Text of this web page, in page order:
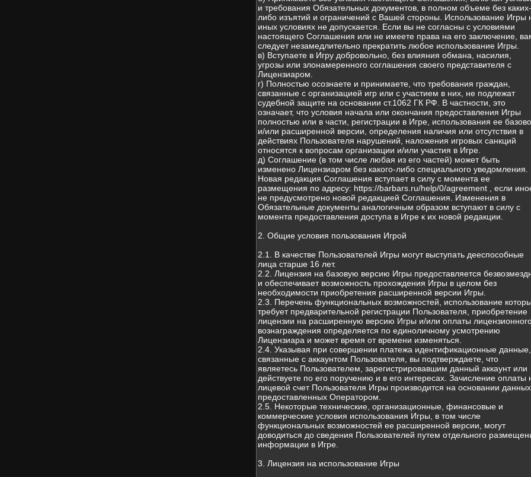
и требования Обязательных документов, в полном объеме без каких-
либо изъятий и ограничений с Вашей стороны. Использование Игры
иных условиях не допускается. Если вы не согласны с условиями
настоящего Соглашения или не имеете права на его заключение,
следует незамедлительно прекратить любое использование Игры.
в) Вступаете в Игру добровольно, без влияния обмана, насилия,
угрозы или злонамеренного соглашения своего представителя с
Лицензиаром.
г) Полностью осознаете и принимаете, что требования граждан,
связанные с организацией игр или с участием в них, не подлежат
судебной защите на основании ст.1062 ГК РФ. В частности, это
означает, что условия начала или окончания предоставления Игры
полностью или в части, регистрации в Игре, использования ее
и/или расширенной версии, определения наличия или отсутствия в
действиях Пользователя нарушений, наложения игровых санкций
относятся к вопросам организации и/или участия в Игре.
д) Соглашение (в том числе любая из его частей) может быть
изменено Лицензиаром без какого-либо специального уведомления.
Новая редакция Соглашения вступает в силу с момента ее
размещения по адресу: https://barbars.ru/help/0/agreement , если
не предусмотрено новой редакцией Соглашения. Изменения в
Обязательные документы аналогичным образом вступают в силу с
момента предоставления доступа в Игре к их новой редакции.
2. Общие условия пользования Игрой
2.1. В качестве Пользователей Игры могут выступать дееспособные
лица старше 16 лет.
2.2. Лицензия на базовую версию Игры предоставляется
и обеспечивает возможность прохождения Игры в целом без
необходимости приобретения расширенной версии Игры.
2.3. Перечень функциональных возможностей, использование
требует предварительной регистрации Пользователя, приобретение
лицензии на расширенную версию Игры и/или оплаты
вознаграждения определяется по единоличному усмотрению
Лицензиара и может время от времени изменяться.
2.4. Указывая при совершении платежа идентификационные данные,
связанные с аккаунтом Пользователя, вы подтверждаете, что
являетесь Пользователем, зарегистрировавшим данный аккаунт или
действуете по его поручению и в его интересах. Зачисление оплаты
лицевой счет Пользователя Игры производится на основании данных,
предоставленных Оператором.
2.5. Некоторые технические, организационные, финансовые и
коммерческие условия использования Игры, в том числе
функциональных возможностей ее расширенной версии, могут
доводиться до сведения Пользователей путем отдельного
информации в Игре.
3. Лицензия на использование Игры